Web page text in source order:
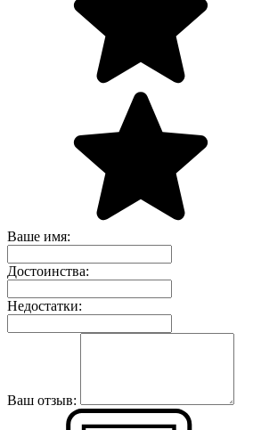
Ваше имя:
Достоинства:
Недостатки:
Ваш отзыв: